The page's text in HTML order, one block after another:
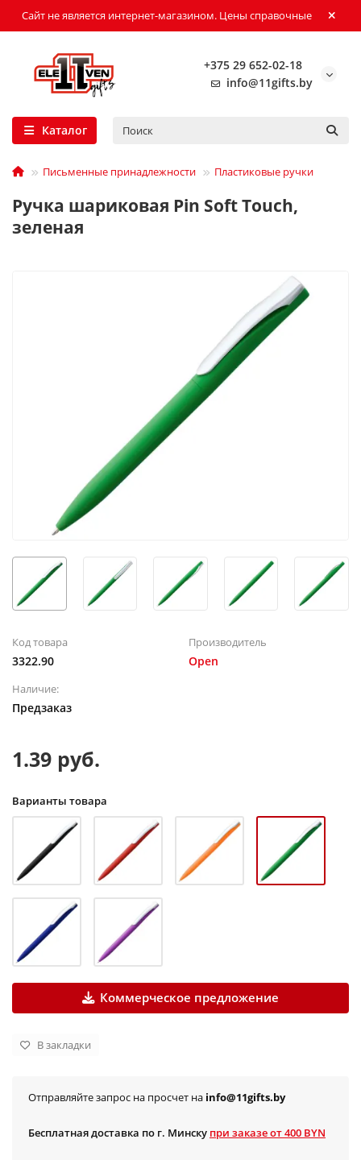
Сайт не является интернет-магазином. Цены справочные
+375 29 652-02-18
info@11gifts.by
Каталог
Письменные принадлежности Пластиковые ручки
Ручка шариковая Pin Soft Touch,
зеленая
Код товара
3322.90
Производитель
Open
Наличие:
Предзаказ
1.39 руб.
Варианты товара
Коммерческое предложение
В закладки
Отправляйте запрос на просчет на info@11gifts.by
Бесплатная доставка по г. Минску при заказе от 400 BYN